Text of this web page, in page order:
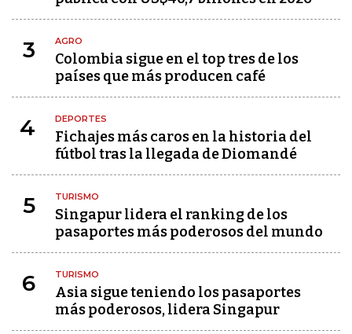
3 AGRO
Colombia sigue en el top tres de los
países que más producen café
4 DEPORTES
Fichajes más caros en la historia del
fútbol tras la llegada de Diomandé
5 TURISMO
Singapur lidera el ranking de los
pasaportes más poderosos del mundo
6 TURISMO
Asia sigue teniendo los pasaportes
más poderosos, lidera Singapur